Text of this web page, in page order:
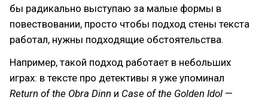
бы радикально выступаю за малые формы в
повествовании, просто чтобы подход стены текста
работал, нужны подходящие обстоятельства.
Например, такой подход работает в небольших
играх: в тексте про детективы я уже упоминал
Return of the Obra Dinn и Case of the Golden Idol —